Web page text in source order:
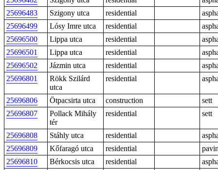
25696483
Szigony utca residential
25696499
Lósy Imre utca residential
25696500
Lippa utca residential
25696501
Lippa utca residential
25696502
Jázmin utca residential
25696801
Rökk Szilárd
utca
residential
25696806 Ötpacsirta utca construction
sett
25696807
Pollack Mihály
tér
residential sett
25696808 Stáhly utca residential
25696809
Kőfaragó utca residential
25696810
Bérkocsis utca residential